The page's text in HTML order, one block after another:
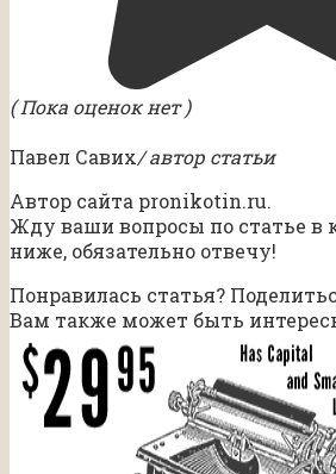
( Пока оценок нет )
Павел Савих/ автор статьи
Автор сайта pronikotin.ru.
Жду ваши вопросы по статье в
ниже, обязательно отвечу!
Понравилась статья?
Вам также может быть